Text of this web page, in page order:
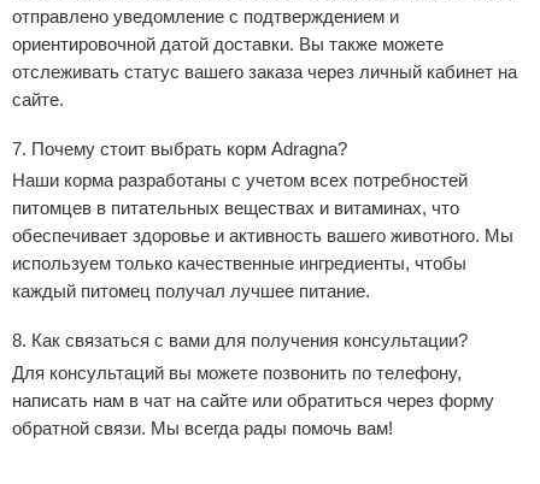
отправлено уведомление с подтверждением и
ориентировочной датой доставки. Вы также можете
отслеживать статус вашего заказа через личный кабинет на
сайте.
7. Почему стоит выбрать корм Adragna?
Наши корма разработаны с учетом всех потребностей
питомцев в питательных веществах и витаминах, что
обеспечивает здоровье и активность вашего животного. Мы
используем только качественные ингредиенты, чтобы
каждый питомец получал лучшее питание.
8. Как связаться с вами для получения консультации?
Для консультаций вы можете позвонить по телефону,
написать нам в чат на сайте или обратиться через форму
обратной связи. Мы всегда рады помочь вам!